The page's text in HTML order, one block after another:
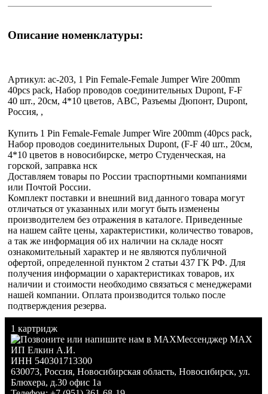
Описание номенклатуры:
Артикул: ac-203, 1 Pin Female-Female Jumper Wire 200mm
40pcs pack, Набор проводов соединительных Dupont, F-F
40 шт., 20см, 4*10 цветов, ABC, Разъемы Дюпонт, Dupont,
Россия, ,
Купить 1 Pin Female-Female Jumper Wire 200mm (40pcs pack,
Набор проводов соединительных Dupont, (F-F 40 шт., 20см,
4*10 цветов в новосибирске, метро Студенческая, на
горской, заправка нск
Доставляем товары по России траспортными компаниями
или Почтой России.
Комплект поставки и внешний вид данного товара могут
отличаться от указанных или могут быть изменены
производителем без отражения в каталоге. Приведенные
на нашем сайте цены, характеристики, количество товаров,
а так же информация об их наличии на складе носят
ознакомительный характер и не являются публичной
офертой, определенной пунктом 2 статьи 437 ГК РФ. Для
получения информации о характеристиках товаров, их
наличии и стоимости необходимо связаться с менеджерами
нашей компании. Оплата производится только после
подтверждения резерва.
1 картридж
Мессенджер MAX
ИП Елкин А.И.
ИНН 540301713300
630073, Россия, Новосибирская область, Новосибирск, ул.
Блюхера, д.30 офис 1а